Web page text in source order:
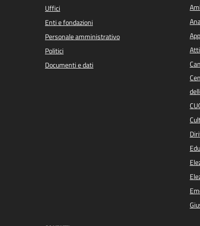
Uffici
Enti e fondazioni
Personale amministrativo
Politici
Documenti e dati